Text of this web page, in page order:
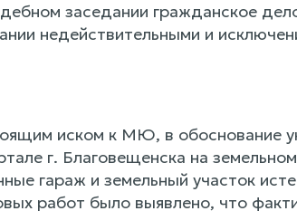
заседании гражданское
недействительными и
иском к МЮ, в обоснование
г. Благовещенска на
гараж и земельный участок
работ было выявлено, что